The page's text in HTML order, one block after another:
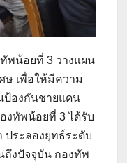
พน้อยที่ 3 วางแผน
ษ เพื่อให้มีความ
ป้องกันชายแดน
งทัพน้อยที่ 3 ได้รับ
ประลองยุทธ์ระดับ
ถึงปัจจุบัน กองทัพ